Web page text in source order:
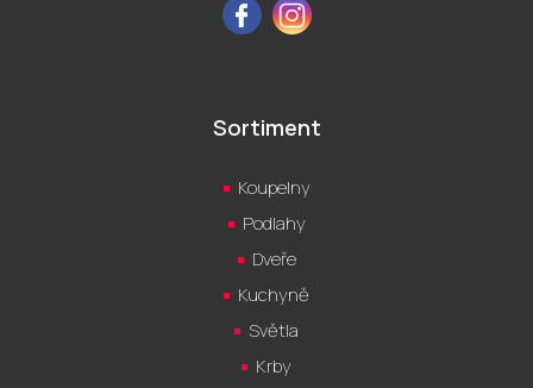
FacebookInstagram
Sortiment
Koupelny
Podlahy
Dveře
Kuchyně
Světla
Krby